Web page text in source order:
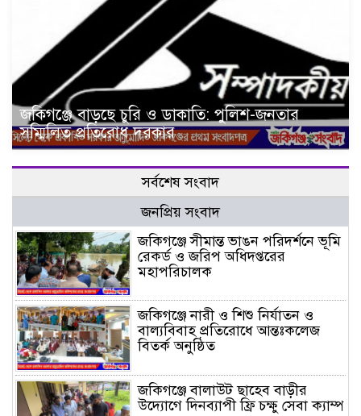
জকিগঞ্জে বাড়ছে চুরি ও ডাকাতি: পুলিশ-জনতার
সম্মিলিত প্রতিরোধ দরকার
সর্বশেষ সংবাদ
জনপ্রিয় সংবাদ
জকিগঞ্জে সীমান্ত ভাঙন পরিদর্শনে ভূমি
রেকর্ড ও জরিপ অধিদপ্তরের
মহাপরিচালক
জকিগঞ্জে নারী ও শিশু নির্যাতন ও
বাল্যবিবাহ প্রতিরোধে আন্তঃকলেজ
বিতর্ক অনুষ্ঠিত
জকিগঞ্জে বালাউট ছাহেব বাড়ীর
উদ্যোগে দিনব্যাপী ফ্রি চক্ষু সেবা ক্যাম্প